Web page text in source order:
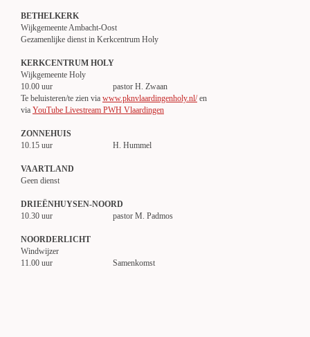
BETHELKERK
Wijkgemeente Ambacht-Oost
Gezamenlijke dienst in Kerkcentrum Holy
KERKCENTRUM HOLY
Wijkgemeente Holy
10.00 uur pastor H. Zwaan
Te beluisteren/te zien via www.pknvlaardingenholy.nl/en
via YouTube Livestream PWH Vlaardingen
ZONNEHUIS
10.15 uur H. Hummel
VAARTLAND
Geen dienst
DRIEËNHUYSEN-NOORD
10.30 uur pastor M. Padmos
NOORDERLICHT
Windwijzer
11.00 uur Samenkomst